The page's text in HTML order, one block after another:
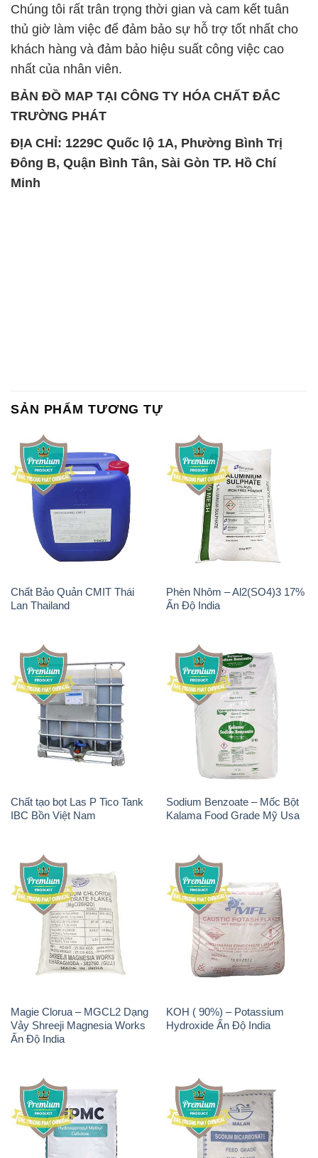
BẢN ĐỒ MAP TẠI CÔNG TY HÓA CHẤT ĐẮC
TRƯỜNG PHÁT
ĐỊA CHỈ: 1229C Quốc lộ 1A, Phường Bình Trị
Đông B, Quận Bình Tân, Sài Gòn TP. Hồ Chí
Minh
Chất Bảo Quản CMIT Thái
Lan Thailand
Phèn Nhôm – Al2(SO4)3 17%
Ấn Độ India
Chất tạo bọt Las P Tico Tank
IBC Bồn Việt Nam
Sodium Benzoate – Mốc Bột
Kalama Food Grade Mỹ Usa
Magie Clorua – MGCL2 Dạng
Vảy Shreeji Magnesia Works
Ấn Độ India
KOH ( 90%) – Potassium
Hydroxide Ấn Độ India
Chất Tạo Đặc HPMC –
Sodium Bicarbonate – Bicar